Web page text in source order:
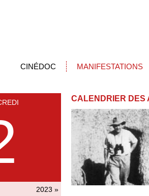
CINÉDOC MANIFESTATIONS
2023 »
CALENDRIER DES